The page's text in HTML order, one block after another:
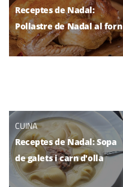
Receptes de Nadal:
Pollastre de Nadal al forn
CUINA
Receptes de Nadal: Sopa
de galets i carn d'olla